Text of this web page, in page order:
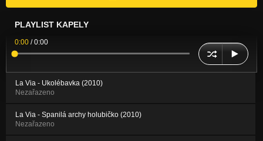
PLAYLIST KAPELY
0:00 /0:00
La Via - Ukolébavka (2010)
Nezařazeno
La Via - Spanilá archy holubičko (2010)
Nezařazeno